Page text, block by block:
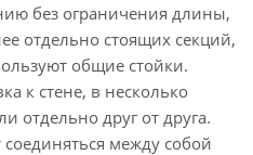
без ограничения длины,
отдельно стоящих секций,
общие стойки.
к стене, в несколько
отдельно друг от друга.
между собой